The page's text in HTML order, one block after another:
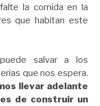
la comida en la
que habitan este
salvar a los
que nos espera.
llevar adelante
de construir un